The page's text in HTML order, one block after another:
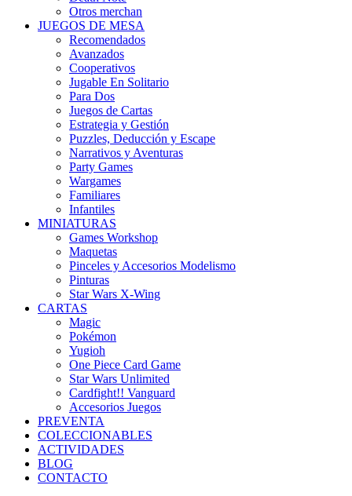
Otros merchan
JUEGOS DE MESA
Recomendados
Avanzados
Cooperativos
Jugable En Solitario
Para Dos
Juegos de Cartas
Estrategia y Gestión
Puzzles, Deducción y Escape
Narrativos y Aventuras
Party Games
Wargames
Familiares
Infantiles
MINIATURAS
Games Workshop
Maquetas
Pinceles y Accesorios Modelismo
Pinturas
Star Wars X-Wing
CARTAS
Magic
Pokémon
Yugioh
One Piece Card Game
Star Wars Unlimited
Cardfight!! Vanguard
Accesorios Juegos
PREVENTA
COLECCIONABLES
ACTIVIDADES
BLOG
CONTACTO